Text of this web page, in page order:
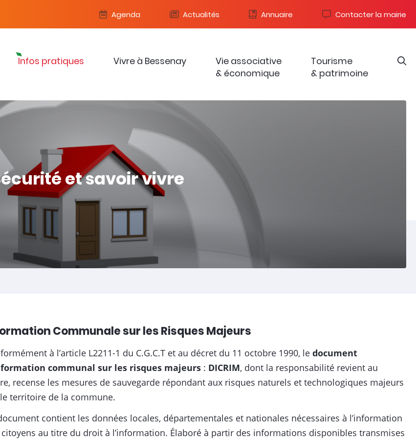
Agenda Actualités Annuaire Contacter la mairie
Infos pratiques Vivre à Bessenay
Vie associative
& économique
Tourisme
& patrimoine
et savoir vivre
Communale sur les Risques Majeurs
à l’article L2211-1 du C.G.C.T et au décret du 11 octobre 1990, ledocument
communal sur les risques majeurs : DICRIM, dont la responsabilité revient au
recense les mesures de sauvegarde répondant aux risques naturels et technologiques majeurs
territoire de la commune.
contient les données locales, départementales et nationales nécessaires à l’information
citoyens au titre du droit à l’information. Élaboré à partir des informations disponibles transmises